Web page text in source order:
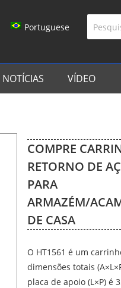
Portuguese
NOTÍCIAS VÍDEO
COMPRE
RETORNO DE
PARA
ARMAZÉM/
DE CASA
O HT1561 é um
dimensões totais
placa de apoio (L×P) é